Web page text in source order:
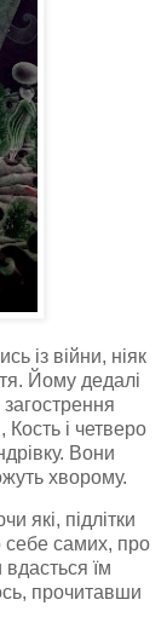
із війни, ніяк
Йому дедалі
і четверо
Вони
хворому.
які, підлітки
себе самих, про
їм
прочитавши